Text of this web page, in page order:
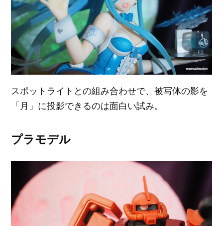
スポットライトとの組み合わせで、被写体の影を
「月」に投影できるのは面白い試み。
プラモデル